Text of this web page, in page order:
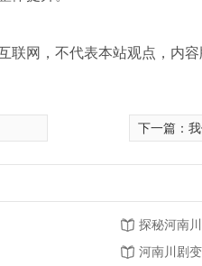
联网，不代表本站观点，内
下一篇：
探秘河南
河南川剧